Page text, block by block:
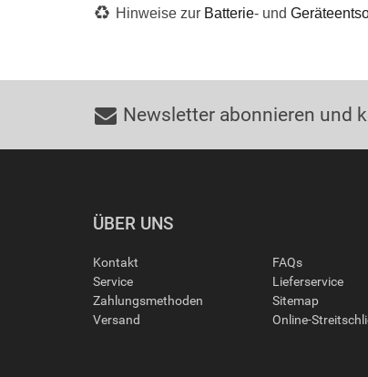
Hinweise zur Batterie- und
Newsletter abonnieren und
ÜBER UNS
Kontakt
Service
Zahlungsmethoden
Versand
FAQs
Lieferservice
Sitemap
Online-